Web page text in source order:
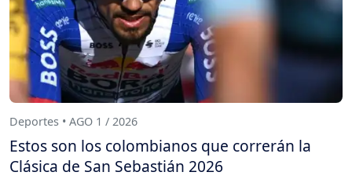
Deportes • AGO 1 / 2026
Estos son los colombianos que correrán la
Clásica de San Sebastián 2026